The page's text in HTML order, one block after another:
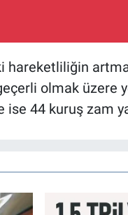
hareketliliğin
olmak üzere
ise 44 kuruş zam